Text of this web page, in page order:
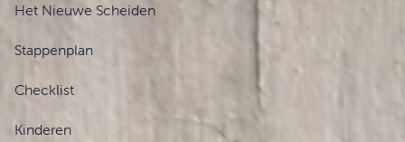
Het Nieuwe Scheiden
Stappenplan
Checklist
Kinderen